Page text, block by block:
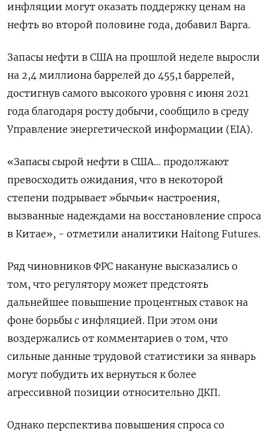
инфляции могут оказать поддержку ценам на
нефть во второй половине года, добавил Варга.
Запасы нефти в США на прошлой неделе выросли
на 2,4 миллиона баррелей до 455,1 баррелей,
достигнув самого высокого уровня с июня 2021
года благодаря росту добычи, сообщило в среду
Управление энергетической информации (EIA).
«Запасы сырой нефти в США... продолжают
превосходить ожидания, что в некоторой
степени подрывает »бычьи« настроения,
вызванные надеждами на восстановление спроса
в Китае», - отметили аналитики Haitong Futures.
Ряд чиновников ФРС накануне высказались о
том, что регулятору может предстоять
дальнейшее повышение процентных ставок на
фоне борьбы с инфляцией. При этом они
воздержались от комментариев о том, что
сильные данные трудовой статистики за январь
могут побудить их вернуться к более
агрессивной позиции относительно ДКП.
Однако перспектива повышения спроса со